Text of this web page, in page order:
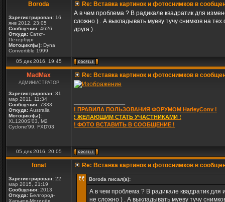
Boroda
Зарегистрирован: 16
янв 2012, 23:05
Сообщения: 4626
Откуда: Саткт-
Петербург
Мотоцикл(ы): Dyna
Convertible 1999
Re: Вставка картинок и фотоснимков в
А в чем проблема ? В радикале квадратик для
сложно ) . А выкладывать муеву тучу снимков на
друга ) .
05 дек 2016, 19:45
MadMax
АДМИНИСТРАТОР
Зарегистрирован: 31
мар 2011, 11:34
Сообщения: 7333
Откуда: Australia
Мотоцикл(ы):
XL1200S'03, M2
Cyclone'99, FXD'03
Re: Вставка картинок и фотоснимков в
! ПРАВИЛА ПОЛЬЗОВАНИЯ ФОРУМОМ HarleyConv !
! ЖЕЛАЮЩИМ СТАТЬ УЧАСТНИКАМИ !
! ФОТО ВСТАВИТЬ В СООБЩЕНИЕ !
05 дек 2016, 20:05
fonat
Зарегистрирован: 22
мар 2015, 21:19
Сообщения: 2013
Откуда: Белгород-
Харьков-Могилёв
Re: Вставка картинок и фотоснимков в
Boroda писал(а):
А в чем проблема ? В радикале квадратик для
не сложно ) . А выкладывать муеву тучу